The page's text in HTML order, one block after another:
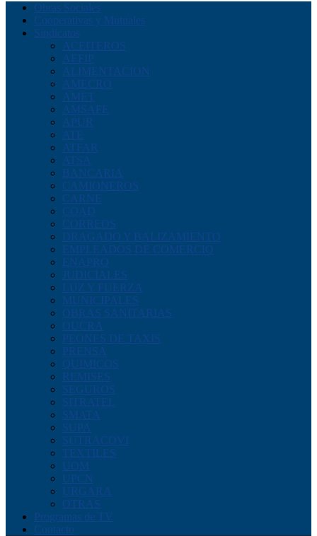
Obras Sociales
Cooperativas y Mutuales
Sindicatos
ACEITEROS
AEFIP
ALIMENTACION
AMECRO
AMET
AMSAFE
APUR
ATE
ATFAR
ATSA
BANCARIA
CAMIONEROS
CARNE
COAD
CORREOS
DRAGADO Y BALIZAMIENTO
EMPLEADOS DE COMERCIO
ENAPRO
JUDICIALES
LUZ Y FUERZA
MUNICIPALES
OBRAS SANITARIAS
OUCRA
PEONES DE TAXIS
PRENSA
QUIMICOS
REMISES
SEGUROS
SITRATEL
SMATA
SUPA
SUTRACOVI
TEXTILES
UOM
UPCN
URGARA
OTRAS
Programas de TV
Contacto